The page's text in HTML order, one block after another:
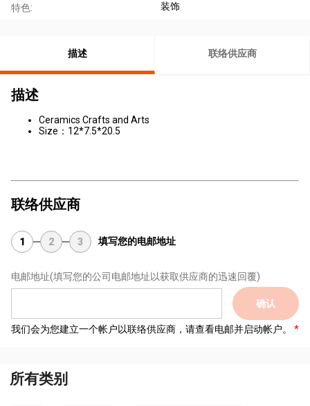
特色: 装饰
描述 联络供应商
描述
Ceramics Crafts and Arts
Size：12*7.5*20.5
联络供应商
1 2 3 填写您的电邮地址
电邮地址(填写您的公司电邮地址以获取供应商的迅速回覆)
确认
我们会为您建立一个帐户以联络供应商，请查看电邮并启动帐户。
所有类别